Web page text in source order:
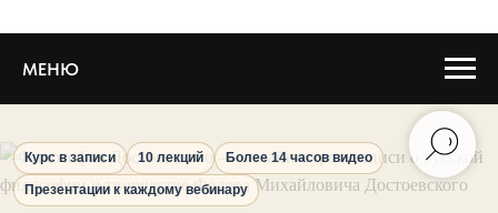
МЕНЮ
Курс в записи 10 лекций Более 14 часов видео
Презентации к каждому вебинару